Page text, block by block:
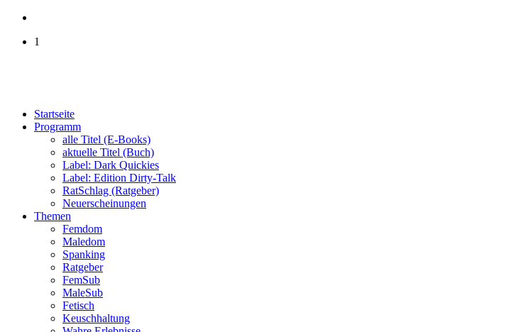
1
Startseite
Programm
alle Titel (E-Books)
aktuelle Titel (Buch)
Label: Dark Quickies
Label: Edition Dirty-Talk
RatSchlag (Ratgeber)
Neuerscheinungen
Themen
Femdom
Maledom
Spanking
Ratgeber
FemSub
MaleSub
Fetisch
Keuschhaltung